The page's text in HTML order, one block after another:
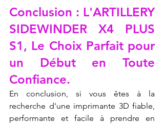
Conclusion : L'ARTILLERY
SIDEWINDER X4 PLUS
S1, Le Choix Parfait pour
un Début en Toute
Confiance.
En conclusion, si vous êtes à la
recherche d'une imprimante 3D fiable,
performante et facile à prendre en